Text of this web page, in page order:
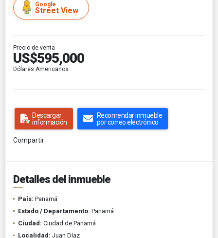
Google
Street View
Precio de venta
US$595,000
Dólares Americanos
Descargar
información
Recomendar inmueble
por correo electrónico
Compartir
Detalles del inmueble
País: Panamá
Estado / Departamento: Panamá
Ciudad: Ciudad de Panamá
Localidad: Juan Díaz